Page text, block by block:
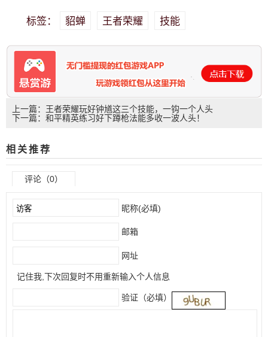
标签： 貂蝉 王者荣耀 技能
上一篇：王者荣耀玩好钟馗这三个技能，一钩一个人头
下一篇：和平精英练习好下蹲枪法能多收一波人头！
相关推荐
评论（0）
昵称(必填)
邮箱
网址
记住我,下次回复时不用重新输入个人信息
验证（必填）